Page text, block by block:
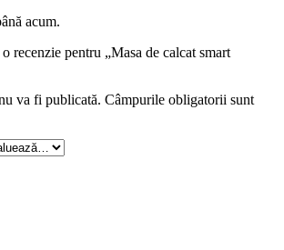
acum.
recenzie pentru „Masa de calcat smart
va fi publicată. Câmpurile obligatorii sunt